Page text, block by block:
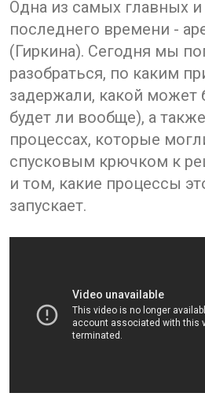
Одна из самых главных
последнего времени -
(Гиркина). Сегодня мы
разобраться, по каким
задержали, какой может
будет ли вообще), а
процессах, которые
спусковым крючком к
и том, какие процессы
запускает.